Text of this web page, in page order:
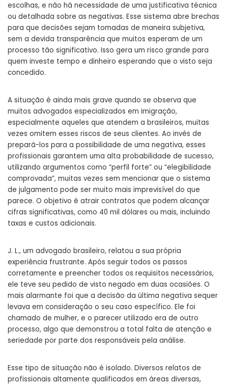
escolhas, e não há necessidade de uma justificativa técnica
ou detalhada sobre as negativas. Esse sistema abre brechas
para que decisões sejam tomadas de maneira subjetiva,
sem a devida transparência que muitos esperam de um
processo tão significativo. Isso gera um risco grande para
quem investe tempo e dinheiro esperando que o visto seja
concedido.
A situação é ainda mais grave quando se observa que
muitos advogados especializados em imigração,
especialmente aqueles que atendem a brasileiros, muitas
vezes omitem esses riscos de seus clientes. Ao invés de
prepará-los para a possibilidade de uma negativa, esses
profissionais garantem uma alta probabilidade de sucesso,
utilizando argumentos como “perfil forte” ou “elegibilidade
comprovada”, muitas vezes sem mencionar que o sistema
de julgamento pode ser muito mais imprevisível do que
parece. O objetivo é atrair contratos que podem alcançar
cifras significativas, como 40 mil dólares ou mais, incluindo
taxas e custos adicionais.
J. L., um advogado brasileiro, relatou a sua própria
experiência frustrante. Após seguir todos os passos
corretamente e preencher todos os requisitos necessários,
ele teve seu pedido de visto negado em duas ocasiões. O
mais alarmante foi que a decisão da última negativa sequer
levava em consideração o seu caso específico. Ele foi
chamado de mulher, e o parecer utilizado era de outro
processo, algo que demonstrou a total falta de atenção e
seriedade por parte dos responsáveis pela análise.
Esse tipo de situação não é isolado. Diversos relatos de
profissionais altamente qualificados em áreas diversas,